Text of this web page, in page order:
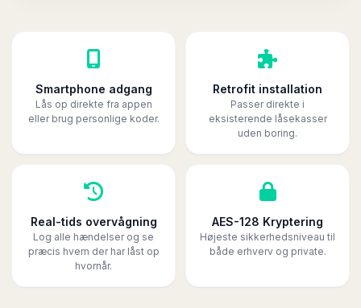
Smartphone adgang
Lås op direkte fra appen
eller brug personlige koder.
Retrofit installation
Passer direkte i
eksisterende låsekasser
uden boring.
Real-tids overvågning
Log alle hændelser og se
præcis hvem der har låst op
hvornår.
AES-128 Kryptering
Højeste sikkerhedsniveau til
både erhverv og private.